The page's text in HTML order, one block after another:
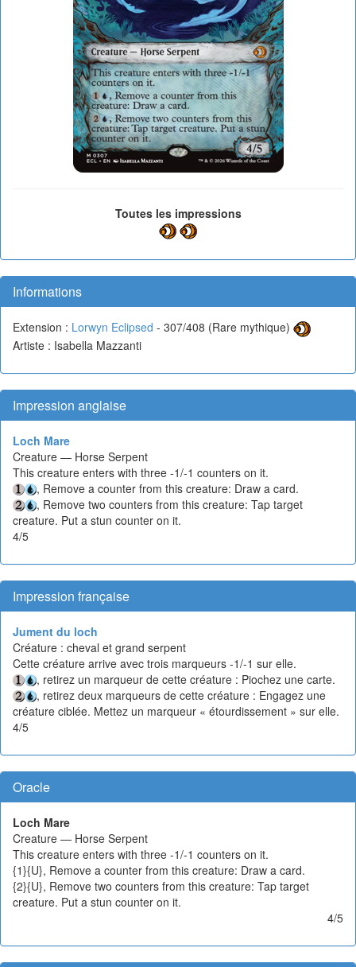
Toutes les impressions
Informations
Extension : Lorwyn Eclipsed - 307/408 (Rare mythique)
Artiste : Isabella Mazzanti
Impression anglaise
Loch Mare
Creature — Horse Serpent
This creature enters with three -1/-1 counters on it.
, Remove a counter from this creature: Draw a card.
, Remove two counters from this creature: Tap target
creature. Put a stun counter on it.
4/5
Impression française
Jument du loch
Créature : cheval et grand serpent
Cette créature arrive avec trois marqueurs -1/-1 sur elle.
, retirez un marqueur de cette créature : Piochez une carte.
, retirez deux marqueurs de cette créature : Engagez une
créature ciblée. Mettez un marqueur « étourdissement » sur elle.
4/5
Oracle
Loch Mare
Creature — Horse Serpent
This creature enters with three -1/-1 counters on it.
{1}{U}, Remove a counter from this creature: Draw a card.
{2}{U}, Remove two counters from this creature: Tap target
creature. Put a stun counter on it.
4/5